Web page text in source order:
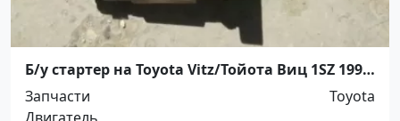
Б/у стартер на Toyota Vitz/Тойота Виц 1SZ 1999-
05 г. Краснодар
Запчасти
Toyota